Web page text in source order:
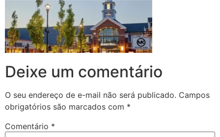
Deixe um comentário
O seu endereço de e-mail não será publicado. Campos
obrigatórios são marcados com *
Comentário *